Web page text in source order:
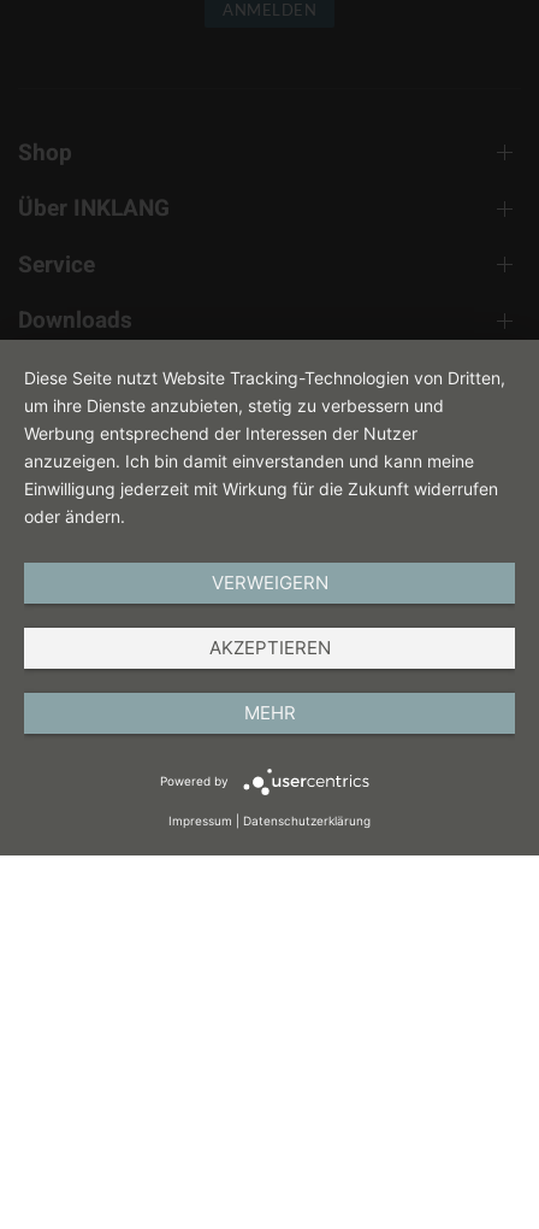
ANMELDEN
Shop
Über INKLANG
Service
Downloads
Kontakt
Diese Seite nutzt Website Tracking-Technologien von Dritten,
um ihre Dienste anzubieten, stetig zu verbessern und
Werbung entsprechend der Interessen der Nutzer
anzuzeigen. Ich bin damit einverstanden und kann meine
Einwilligung jederzeit mit Wirkung für die Zukunft widerrufen
oder ändern.
VERWEIGERN
AKZEPTIEREN
MEHR
Powered by
Impressum Datenschutzerklärung